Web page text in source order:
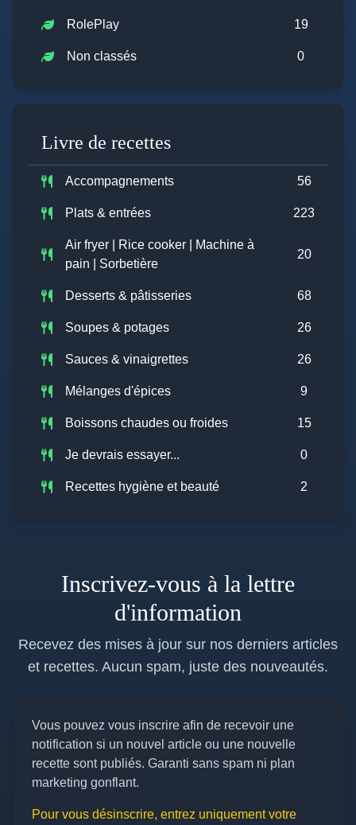
RolePlay 19
Non classés 0
Livre de recettes
Accompagnements 56
Plats & entrées 223
Air fryer | Rice cooker | Machine à
pain | Sorbetière
20
Desserts & pâtisseries 68
Soupes & potages 26
Sauces & vinaigrettes 26
Mélanges d'épices 9
Boissons chaudes ou froides 15
Je devrais essayer... 0
Recettes hygiène et beauté 2
Inscrivez-vous à la lettre
d'information
Recevez des mises à jour sur nos derniers articles
et recettes. Aucun spam, juste des nouveautés.
Vous pouvez vous inscrire afin de recevoir une
notification si un nouvel article ou une nouvelle
recette sont publiés. Garanti sans spam ni plan
marketing gonflant.
Pour vous désinscrire, entrez uniquement votre